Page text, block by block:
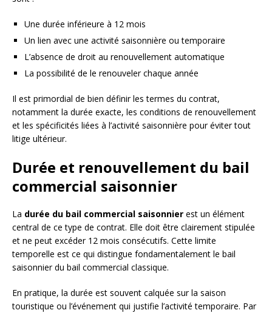
Une durée inférieure à 12 mois
Un lien avec une activité saisonnière ou temporaire
L’absence de droit au renouvellement automatique
La possibilité de le renouveler chaque année
Il est primordial de bien définir les termes du contrat,
notamment la durée exacte, les conditions de renouvellement
et les spécificités liées à l’activité saisonnière pour éviter tout
litige ultérieur.
Durée et renouvellement du bail
commercial saisonnier
La durée du bail commercial saisonnier est un élément
central de ce type de contrat. Elle doit être clairement stipulée
et ne peut excéder 12 mois consécutifs. Cette limite
temporelle est ce qui distingue fondamentalement le bail
saisonnier du bail commercial classique.
En pratique, la durée est souvent calquée sur la saison
touristique ou l’événement qui justifie l’activité temporaire. Par